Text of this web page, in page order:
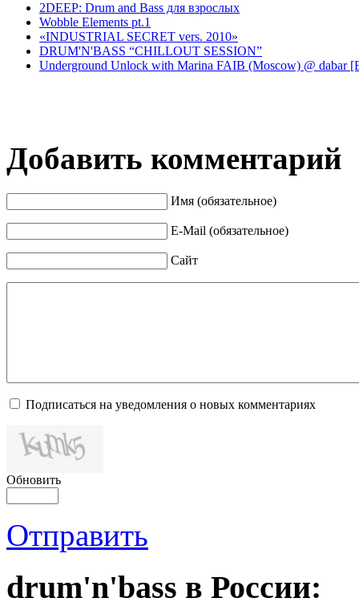
2DEEP: Drum and Bass для взрослых
Wobble Elements pt.1
«INDUSTRIAL SECRET vers. 2010»
DRUM'N'BASS “CHILLOUT SESSION”
Underground Unlock with Marina FAIB (Moscow) @ dabar
Добавить комментарий
Имя (обязательное)
E-Mail (обязательное)
Сайт
Подписаться на уведомления о новых комментариях
Обновить
Отправить
drum'n'bass в России: